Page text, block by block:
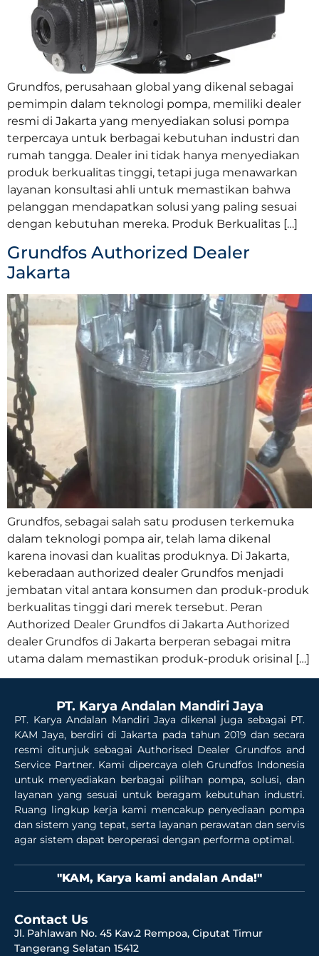
Grundfos, perusahaan global yang dikenal sebagai
pemimpin dalam teknologi pompa, memiliki dealer
resmi di Jakarta yang menyediakan solusi pompa
terpercaya untuk berbagai kebutuhan industri dan
rumah tangga. Dealer ini tidak hanya menyediakan
produk berkualitas tinggi, tetapi juga menawarkan
layanan konsultasi ahli untuk memastikan bahwa
pelanggan mendapatkan solusi yang paling sesuai
dengan kebutuhan mereka. Produk Berkualitas […]
Grundfos Authorized Dealer
Jakarta
Grundfos, sebagai salah satu produsen terkemuka
dalam teknologi pompa air, telah lama dikenal
karena inovasi dan kualitas produknya. Di Jakarta,
keberadaan authorized dealer Grundfos menjadi
jembatan vital antara konsumen dan produk-produk
berkualitas tinggi dari merek tersebut. Peran
Authorized Dealer Grundfos di Jakarta Authorized
dealer Grundfos di Jakarta berperan sebagai mitra
utama dalam memastikan produk-produk orisinal […]
PT. Karya Andalan Mandiri Jaya
PT. Karya Andalan Mandiri Jaya dikenal juga sebagai PT.
KAM Jaya, berdiri di Jakarta pada tahun 2019 dan secara
resmi ditunjuk sebagai Authorised Dealer Grundfos and
Service Partner. Kami dipercaya oleh Grundfos Indonesia
untuk menyediakan berbagai pilihan pompa, solusi, dan
layanan yang sesuai untuk beragam kebutuhan industri.
Ruang lingkup kerja kami mencakup penyediaan pompa
dan sistem yang tepat, serta layanan perawatan dan servis
agar sistem dapat beroperasi dengan performa optimal.
"KAM, Karya kami andalan Anda!"
Contact Us
Jl. Pahlawan No. 45 Kav.2 Rempoa, Ciputat Timur
Tangerang Selatan 15412